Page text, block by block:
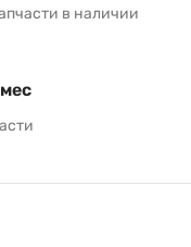
в наличии